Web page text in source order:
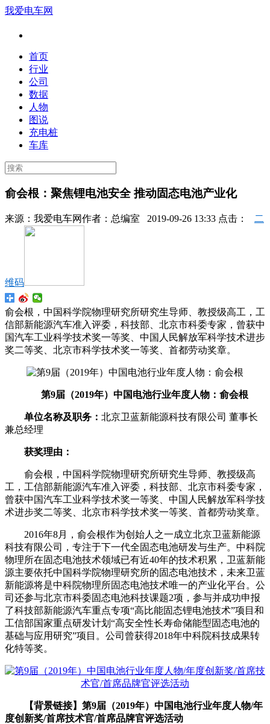
我爱电车网
首页
行业
公司
数据
人物
图说
充电桩
车库
俞会根：聚焦锂电池安全 推动固态电池产业化
来源： 我爱电车网作者： 总编室 2019-09-26 13:33 点击： 二
维码
俞会根，中国科学院物理研究所研究生导师、教授级高工，工
信部新能源汽车准入评委，科技部、北京市科委专家，曾获中
国汽车工业科学技术奖一等奖、中国人民解放军科学技术进步
奖二等奖、北京市科学技术奖一等奖、首都劳动奖章。
第9届（2019年）中国电池行业年度人物：俞会根
单位名称及职务： 北京卫蓝新能源科技有限公司 董事长
兼总经理
获奖理由：
俞会根，中国科学院物理研究所研究生导师、教授级高
工，工信部新能源汽车准入评委，科技部、北京市科委专家，
曾获中国汽车工业科学技术奖一等奖、中国人民解放军科学技
术进步奖二等奖、北京市科学技术奖一等奖、首都劳动奖章。
2016年8月，俞会根作为创始人之一成立北京卫蓝新能源
科技有限公司，专注于下一代全固态电池研发与生产。中科院
物理所在固态电池技术领域已有近40年的技术积累，卫蓝新能
源主要依托中国科学院物理研究所的固态电池技术，未来卫蓝
新能源将是中科院物理所固态电池技术唯一的产业化平台。公
司还参与北京市科委固态电池科技课题2项，参与并成功申报
了科技部新能源汽车重点专项“高比能固态锂电池技术”项目和
工信部国家重点研发计划“高安全性长寿命储能型固态电池的
基础与应用研究”项目。公司曾获得2018年中科院科技成果转
化特等奖。
【背景链接】第9届（2019年）中国电池行业年度人物/年
度创新奖/首席技术官/首席品牌官评选活动